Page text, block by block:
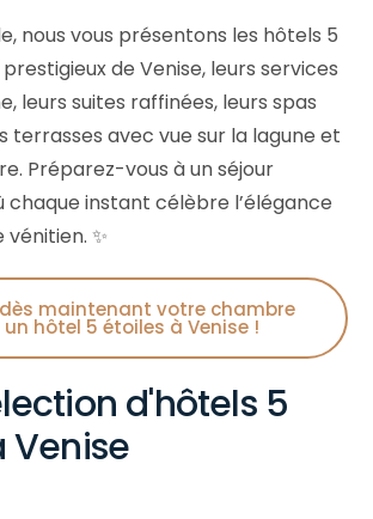
nous vous présentons les hôtels 5
de Venise, leurs services
leurs suites raffinées, leurs spas
terrasses avec vue sur la lagune et
Préparez-vous à un séjour
chaque instant célèbre l’élégance
✨
dès maintenant votre chambre
hôtel 5 étoiles à Venise !
d'hôtels 5
Venise